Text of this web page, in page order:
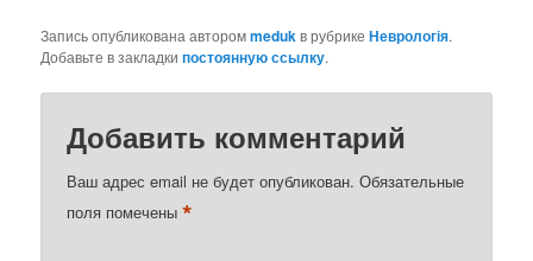
Запись опубликована авторомmedukв рубрикеНеврологія.
Добавьте в закладкипостоянную ссылку.
Добавить комментарий
Ваш адрес email не будет опубликован. Обязательные
поля помечены*